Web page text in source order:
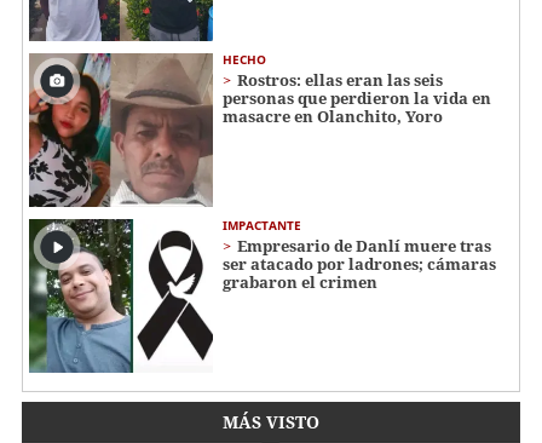
HECHO
Rostros: ellas eran las seis
personas que perdieron la vida en
masacre en Olanchito, Yoro
IMPACTANTE
Empresario de Danlí muere tras
ser atacado por ladrones; cámaras
grabaron el crimen
MÁS VISTO